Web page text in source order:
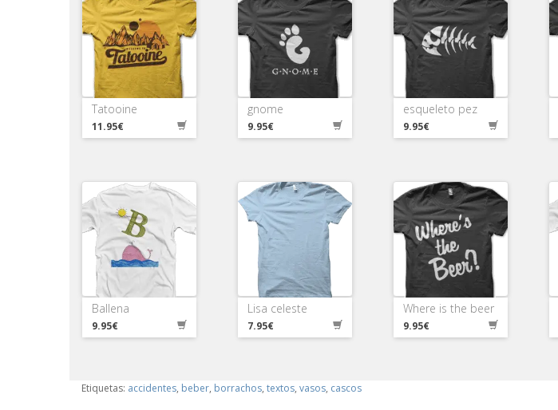
Tatooine
11.95€
gnome
9.95€
esqueleto pez
9.95€
Ballena
9.95€
Lisa celeste
7.95€
Where is the beer
9.95€
Etiquetas: accidentes, beber, borrachos, textos, vasos, cascos